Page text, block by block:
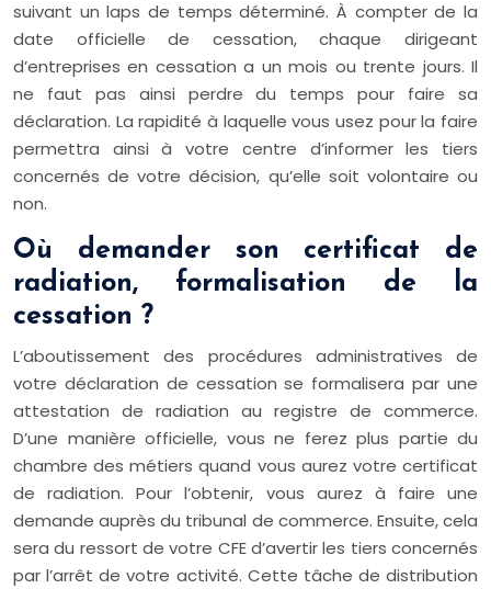
suivant un laps de temps déterminé. À compter de la
date officielle de cessation, chaque dirigeant
d’entreprises en cessation a un mois ou trente jours. Il
ne faut pas ainsi perdre du temps pour faire sa
déclaration. La rapidité à laquelle vous usez pour la faire
permettra ainsi à votre centre d’informer les tiers
concernés de votre décision, qu’elle soit volontaire ou
non.
Où demander son certificat de
radiation, formalisation de la
cessation ?
L’aboutissement des procédures administratives de
votre déclaration de cessation se formalisera par une
attestation de radiation au registre de commerce.
D’une manière officielle, vous ne ferez plus partie du
chambre des métiers quand vous aurez votre certificat
de radiation. Pour l’obtenir, vous aurez à faire une
demande auprès du tribunal de commerce. Ensuite, cela
sera du ressort de votre CFE d’avertir les tiers concernés
par l’arrêt de votre activité. Cette tâche de distribution